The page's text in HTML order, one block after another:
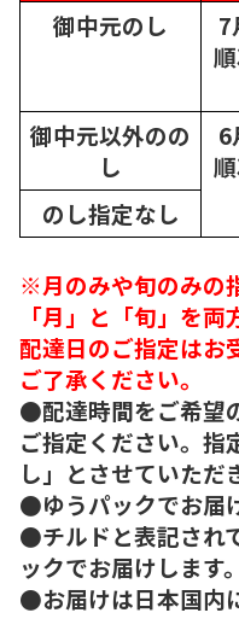
御中元のし
7
御中元以外のの
し
6
のし指定なし
※月のみや旬のみの
「月」と「旬」を両
配達日のご指定はお
ご了承ください。
●配達時間をご希望
ご指定ください。指
し」とさせていただ
●ゆうパックでお届
●チルドと表記され
ックでお届けします。
●お届けは日本国内